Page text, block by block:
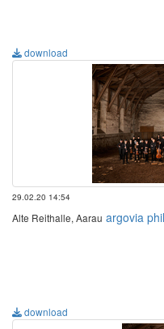
download
29.02.20 14:54
Alte Reithalle, Aarau argovia
download